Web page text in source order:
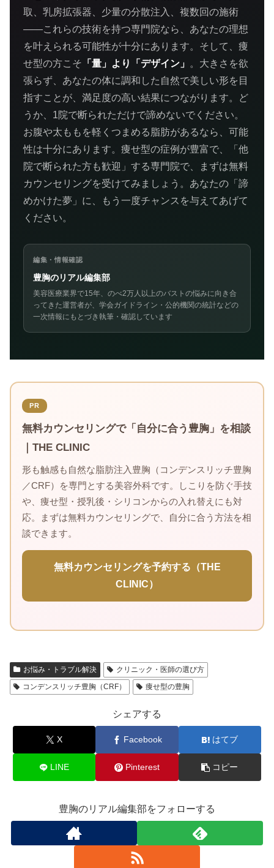
取、乳房拡張器、少量の分散注入、複数回の施術
——これらの技術を持つ専門院なら、あなたの理想
を叶えられる可能性が十分にあります。そして、痩
せ型の方こそ 「量」より「デザイン」
。大きさを欲
張らず、あなたの体に調和した自然で美しい形を目
指すことが、満足度の高い結果につながります。ど
うか、1院で断られただけで諦めないでください。
お腹や太ももを軽くつまめる脂肪があるなら、可能
性は十分にあります。痩せ型の症例が豊富で、「他
院で断られた方も歓迎」する専門院で、まずは無料
カウンセリングを受けてみましょう。あなたの「諦
めかけた夢」に、もう一度チャンスを与えてあげて
ください。
編集・情報確認
豊胸のリアル編集部
美容医療業界で15年、のべ2万人以上のバストの悩みに向き合
ってきた運営者が、学会ガイドライン・公的機関の統計などの
一次情報にもとづき執筆・確認しています
PR
無料カウンセリングで「自分に合う豊胸」を相談
｜THE CLINIC
形も触感も自然な脂肪注入豊胸（コンデンスリッチ豊胸
／CRF）を専門とする美容外科です。しこりを防ぐ手技
や、痩せ型・授乳後・シリコンからの入れ替えにも対
応。まずは無料カウンセリングで、自分に合う方法を相
談できます。
無料カウンセリングを予約する（THE
CLINIC）
お悩み・トラブル解決
クリニック・医師の選び方
コンデンスリッチ豊胸（CRF）
痩せ型の豊胸
シェアする
X Facebook はてブ
LINE Pinterest コピー
豊胸のリアル編集部をフォローする